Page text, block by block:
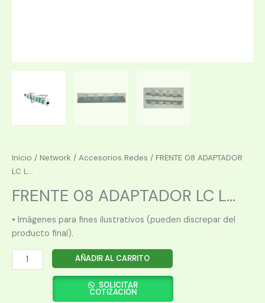
Inicio / Network / Accesorios Redes / FRENTE 08 ADAPTADOR
LC L...
FRENTE 08 ADAPTADOR LC L...
• Imágenes para fines ilustrativos (pueden discrepar del
producto final).
FRENTE
08
ADAPTADOR
AÑADIR AL CARRITO
SOLICITAR
COTIZACIÓN